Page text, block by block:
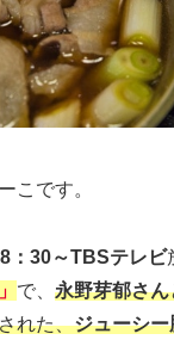
こです。
：30～TBSテレビ
で、 永野芽郁さん
れた、ジューシ